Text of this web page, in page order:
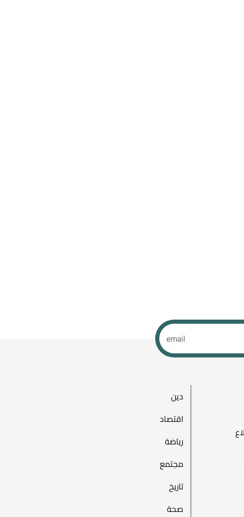
دين
اقتصاد
رياضة
مجتمع
تاريخ
صحة